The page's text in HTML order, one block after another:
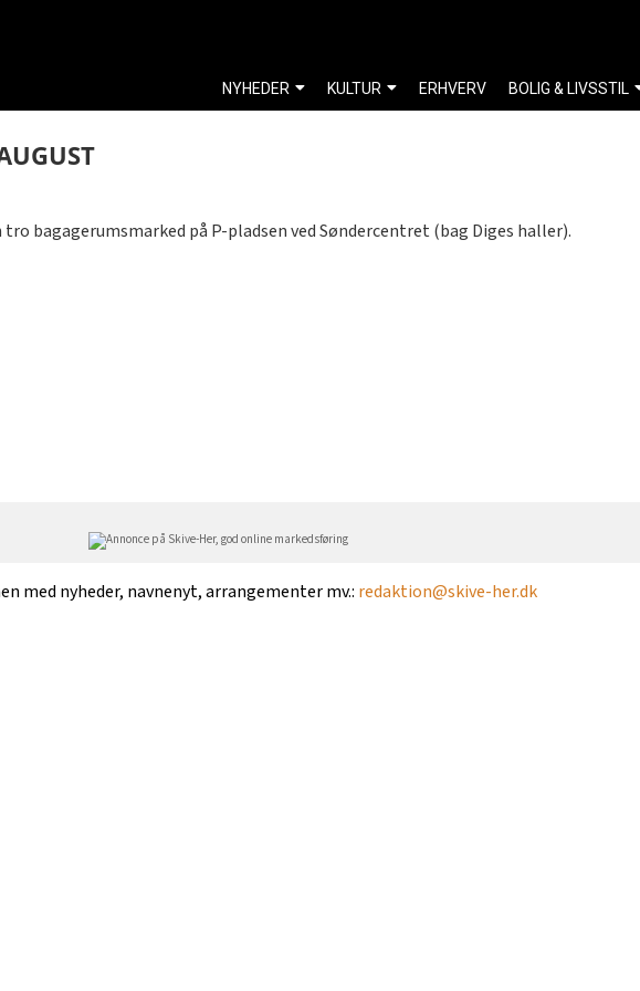
bagagerumsmarked på P-pladsen ved Søndercentret (bag Diges haller).
med nyheder, navnenyt, arrangementer mv.: redaktion@skive-her.dk
NYHEDER KULTUR ERHVERV BOLIG & LIVSSTIL